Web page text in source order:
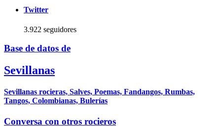
Twitter
3.922 seguidores
Base de datos de
Sevillanas
Sevillanas rocieras, Salves, Poemas, Fandangos, Rumbas,
Tangos, Colombianas, Bulerías
Conversa con otros rocieros